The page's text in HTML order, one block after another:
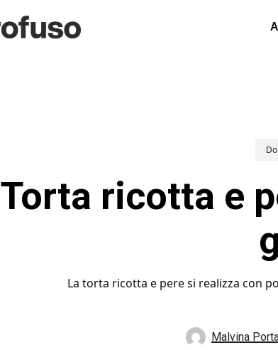
Torta ricotta e
La torta ricotta e pere si realizza con
Malvina